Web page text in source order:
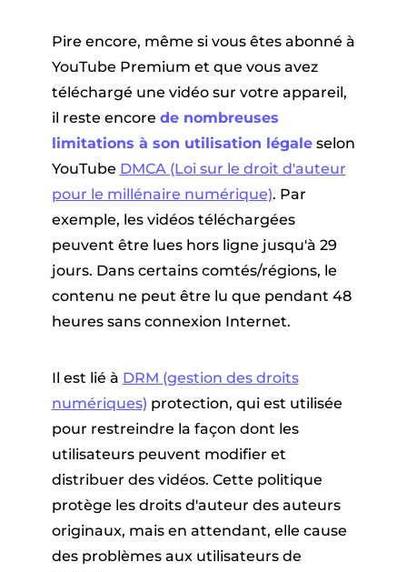
Pire encore, même si vous êtes abonné à
YouTube Premium et que vous avez
téléchargé une vidéo sur votre appareil,
il reste encore de nombreuses
limitations à son utilisation légaleselon
YouTube DMCA (Loi sur le droit d'auteur
pour le millénaire numérique). Par
exemple, les vidéos téléchargées
peuvent être lues hors ligne jusqu'à 29
jours. Dans certains comtés/régions, le
contenu ne peut être lu que pendant 48
heures sans connexion Internet.
Il est lié à DRM (gestion des droits
numériques) protection, qui est utilisée
pour restreindre la façon dont les
utilisateurs peuvent modifier et
distribuer des vidéos. Cette politique
protège les droits d'auteur des auteurs
originaux, mais en attendant, elle cause
des problèmes aux utilisateurs de